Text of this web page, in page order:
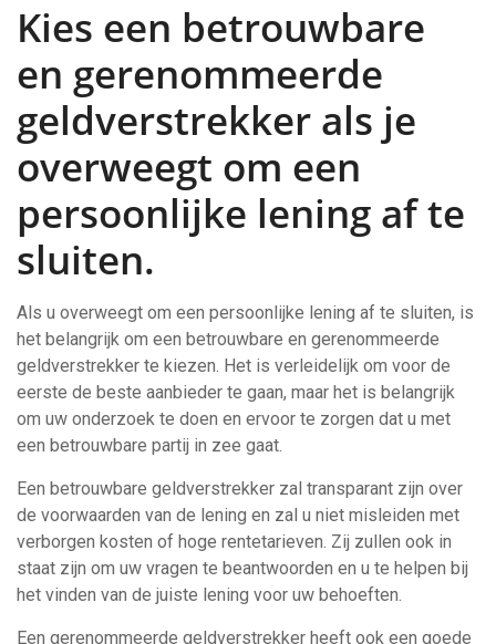
Kies een betrouwbare
en gerenommeerde
geldverstrekker als je
overweegt om een ​​
persoonlijke lening af te
sluiten.
Als u overweegt om een persoonlijke lening af te sluiten, is
het belangrijk om een betrouwbare en gerenommeerde
geldverstrekker te kiezen. Het is verleidelijk om voor de
eerste de beste aanbieder te gaan, maar het is belangrijk
om uw onderzoek te doen en ervoor te zorgen dat u met
een betrouwbare partij in zee gaat.
Een betrouwbare geldverstrekker zal transparant zijn over
de voorwaarden van de lening en zal u niet misleiden met
verborgen kosten of hoge rentetarieven. Zij zullen ook in
staat zijn om uw vragen te beantwoorden en u te helpen bij
het vinden van de juiste lening voor uw behoeften.
Een gerenommeerde geldverstrekker heeft ook een goede